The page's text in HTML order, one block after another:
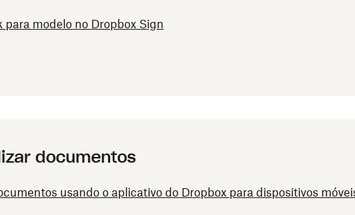
para modelo no Dropbox Sign
documentos
usando o aplicativo do Dropbox para dispositivos